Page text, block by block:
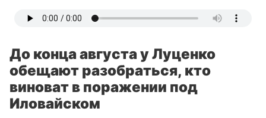
До конца августа у Луценко
обещают разобраться, кто
виноват в поражении под
Иловайском